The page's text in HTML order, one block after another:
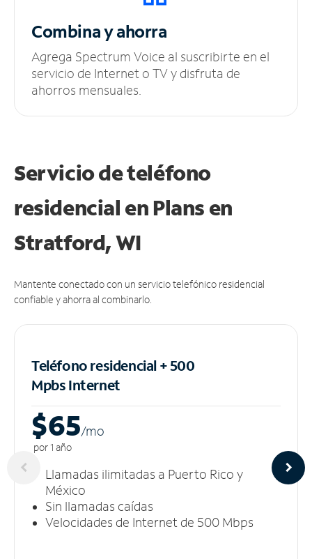
Combina y ahorra
Agrega Spectrum Voice al suscribirte en el
servicio de Internet o TV y disfruta de
ahorros mensuales.
Servicio de teléfono
residencial en Plans en
Stratford, WI
Mantente conectado con un servicio telefónico residencial
confiable y ahorra al combinarlo.
Teléfono residencial + 500
MpbsInternet
$65/mo
por 1 año
Llamadas ilimitadas a Puerto Rico y
México
Sin llamadas caídas
Velocidades de Internet de 500 Mbps